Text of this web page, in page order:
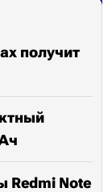
получит
Redmi Note